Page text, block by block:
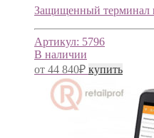
Защищенный терминал
Артикул: 5796
В наличии
от 44 840₽ купить